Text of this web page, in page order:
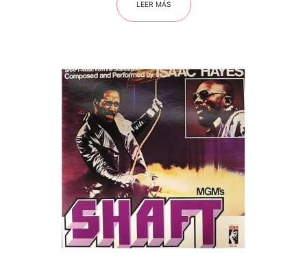
LEER MÁS